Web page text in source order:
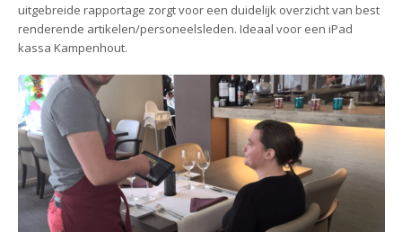
uitgebreide rapportage zorgt voor een duidelijk overzicht van best
renderende artikelen/personeelsleden. Ideaal voor een iPad
kassa Kampenhout.